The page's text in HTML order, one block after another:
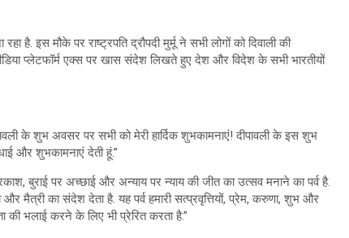
है. इस मौके पर राष्ट्रपति द्रौपदी मुर्मू ने सभी लोगों को दिवाली की
प्लेटफॉर्म एक्स पर खास संदेश लिखते हुए देश और विदेश के सभी भारतीयों
के शुभ अवसर पर सभी को मेरी हार्दिक शुभकामनाएं! दीपावली के इस शुभ
और शुभकामनाएं देती हूं.”
बुराई पर अच्छाई और अन्याय पर न्याय की जीत का उत्सव मनाने का पर्व है.
और मैत्री का संदेश देता है. यह पर्व हमारी सत्प्रवृत्तियों, प्रेम, करुणा, शुभ और
की भलाई करने के लिए भी प्रेरित करता है.”